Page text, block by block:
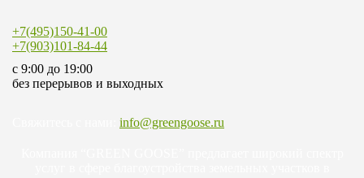
+7(495)150-41-00
+7(903)101-84-44
c 9:00 до 19:00
без перерывов и выходных
info@greengoose.ru